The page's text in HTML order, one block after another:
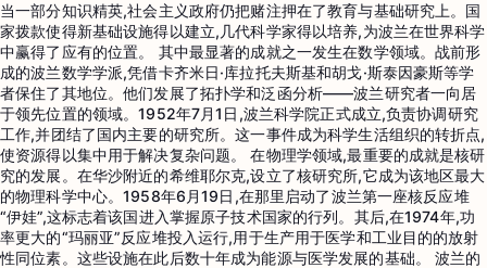
当一部分知识精英,社会主义政府仍把赌注押在了教育与基础研究上。国
家拨款使得新基础设施得以建立,几代科学家得以培养,为波兰在世界科学
中赢得了应有的位置。 其中最显著的成就之一发生在数学领域。战前形
成的波兰数学学派,凭借卡齐米日·库拉托夫斯基和胡戈·斯泰因豪斯等学
者保住了其地位。他们发展了拓扑学和泛函分析——波兰研究者一向居
于领先位置的领域。1952年7月1日,波兰科学院正式成立,负责协调研究
工作,并团结了国内主要的研究所。这一事件成为科学生活组织的转折点,
使资源得以集中用于解决复杂问题。 在物理学领域,最重要的成就是核研
究的发展。在华沙附近的希维耶尔克,设立了核研究所,它成为该地区最大
的物理科学中心。1958年6月19日,在那里启动了波兰第一座核反应堆
“伊娃”,这标志着该国进入掌握原子技术国家的行列。其后,在1974年,功
率更大的“玛丽亚”反应堆投入运行,用于生产用于医学和工业目的的放射
性同位素。这些设施在此后数十年成为能源与医学发展的基础。 波兰的